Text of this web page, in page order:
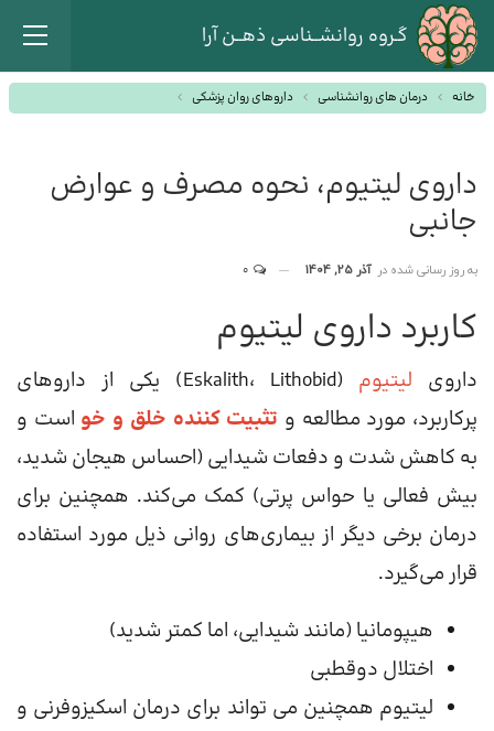
گـروه روانشــناسی ذهــن آرا
خانه درمان های روانشناسی داروهای روان پزشکی
داروی لیتیوم، نحوه مصرف و عوارض
جانبی
به روز رسانی شده در آذر 25, 1404
کاربرد داروی لیتیوم
داروی لیتیوم
(Eskalith، Lithobid) یکی از داروهای
پرکاربرد، مورد مطالعه و تثبیت کننده خلق و خو است و
به کاهش شدت و دفعات شیدایی (احساس هیجان شدید،
بیش فعالی یا حواس پرتی) کمک می‌کند. همچنین برای
درمان برخی دیگر از بیماری‌های روانی ذیل مورد استفاده
قرار می‌گیرد.
هیپومانیا (مانند شیدایی، اما کمتر شدید)
اختلال دوقطبی
لیتیوم همچنین می تواند برای درمان اسکیزوفرنی و